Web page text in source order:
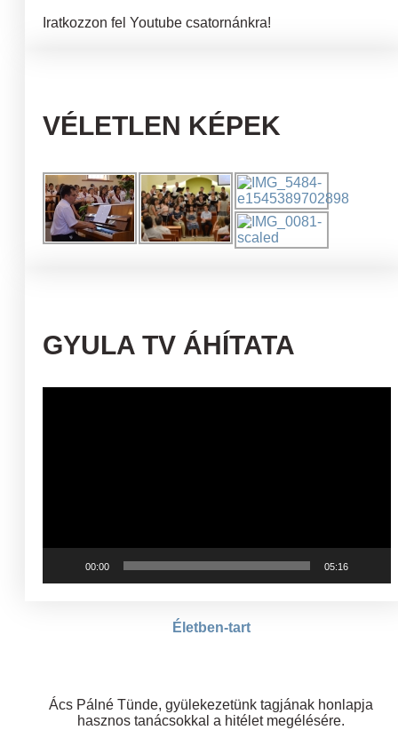
Iratkozzon fel Youtube csatornánkra!
VÉLETLEN KÉPEK
GYULA TV ÁHÍTATA
00:00 05:16
Életben-tart
Ács Pálné Tünde, gyülekezetünk tagjának honlapja
hasznos tanácsokkal a hitélet megélésére.